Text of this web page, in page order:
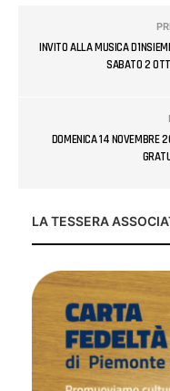
INVITO ALLA MUSICA
SABATO 2
DOMENICA 14 NOVEMBRE
LA TESSERA